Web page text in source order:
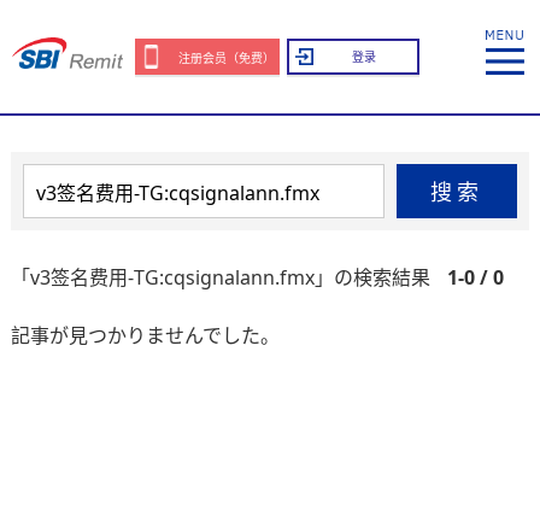
注册会员（免费） 登录
搜索
「v3签名费用-TG:cqsignalann.fmx」の検索結果 1-0 / 0
記事が見つかりませんでした。